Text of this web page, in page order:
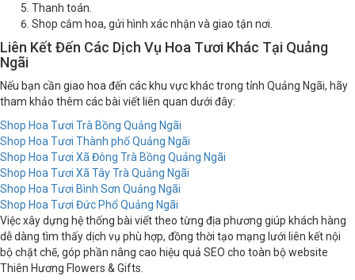
Thanh toán.
Shop cắm hoa, gửi hình xác nhận và giao tận nơi.
Liên Kết Đến Các Dịch Vụ Hoa Tươi Khác Tại Quảng
Ngãi
Nếu bạn cần giao hoa đến các khu vực khác trong tỉnh Quảng Ngãi, hãy
tham khảo thêm các bài viết liên quan dưới đây:
Shop Hoa Tươi Trà Bồng Quảng Ngãi
Shop Hoa Tươi Thành phố Quảng Ngãi
Shop Hoa Tươi Xã Đông Trà Bồng Quảng Ngãi
Shop Hoa Tươi Xã Tây Trà Quảng Ngãi
Shop Hoa Tươi Bình Sơn Quảng Ngãi
Shop Hoa Tươi Đức Phổ Quảng Ngãi
Việc xây dựng hệ thống bài viết theo từng địa phương giúp khách hàng
dễ dàng tìm thấy dịch vụ phù hợp, đồng thời tạo mạng lưới liên kết nội
bộ chặt chẽ, góp phần nâng cao hiệu quả SEO cho toàn bộ website
Thiên Hương Flowers & Gifts.